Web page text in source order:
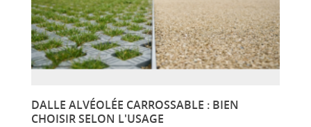
DALLE ALVÉOLÉE CARROSSABLE : BIEN
CHOISIR SELON L'USAGE